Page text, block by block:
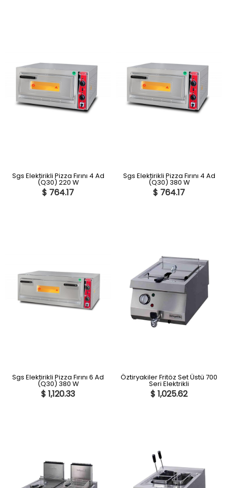
Sgs Elektirikli Pizza Fırını 4 Ad
(Q30) 220 W
$ 764.17
Sgs Elektirikli Pizza Fırını 4 Ad
(Q30) 380 W
$ 764.17
Sgs Elektirikli Pizza Fırını 6 Ad
(Q30) 380 W
$ 1,120.33
Öztiryakiler Fritöz Set Üstü 700
Seri Elektrikli
$ 1,025.62